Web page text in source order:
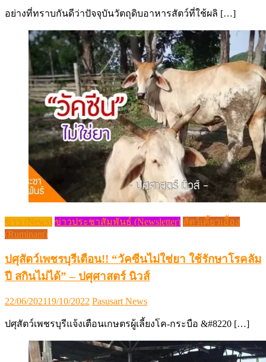
อย่างที่ทราบกันดีว่าปัจจุบันวัตถุดิบอาหารสัตว์ที่ใช้ผลิ […]
ข่าว (News) ข่าวประชาสัมพันธ์ (Newsletter) สัตว์เคี้ยวเอื้อง
(Ruminant)
ปศุสัตว์เพชรบุรีเตือน!! “วัคซีนไม่ใช่ยา ใช้รักษาโรคลัม
ปี สกินไม่ได้” – ปศุศาสตร์ นิวส์
Posted
22/06/202119/10/2022 Author
Pasusart News
ปศุสัตว์เพชรบุรีแจ้งเตือนเกษตรผู้เลี้ยงโค-กระบือ &#8220 […]